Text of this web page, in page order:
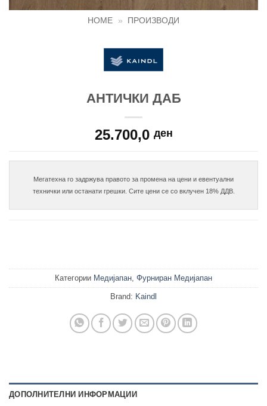
HOME » ПРОИЗВОДИ
АНТИЧКИ ДАБ
25.700,0 ден
Мегатехна го задржува правото за промена на цени и евентуални
Категории Медијапан, Фурниран Медијапан
Brand: Kaindl
ДОПОЛНИТЕЛНИ ИНФОРМАЦИИ